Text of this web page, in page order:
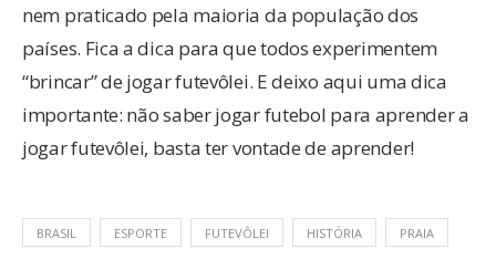
nem praticado pela maioria da população dos
países. Fica a dica para que todos experimentem
“brincar” de jogar futevôlei. E deixo aqui uma dica
importante: não saber jogar futebol para aprender a
jogar futevôlei, basta ter vontade de aprender!
BRASIL ESPORTE FUTEVÔLEI HISTÓRIA PRAIA